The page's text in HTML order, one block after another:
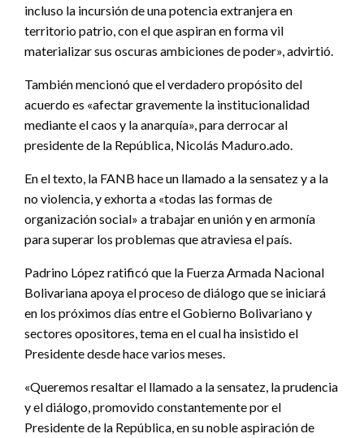
incluso la incursión de una potencia extranjera en
territorio patrio, con el que aspiran en forma vil
materializar sus oscuras ambiciones de poder», advirtió.
También mencionó que el verdadero propósito del
acuerdo es «afectar gravemente la institucionalidad
mediante el caos y la anarquía», para derrocar al
presidente de la República, Nicolás Maduro.ado.
En el texto, la FANB hace un llamado a la sensatez y a la
no violencia, y exhorta a «todas las formas de
organización social» a trabajar en unión y en armonía
para superar los problemas que atraviesa el país.
Padrino López ratificó que la Fuerza Armada Nacional
Bolivariana apoya el proceso de diálogo que se iniciará
en los próximos días entre el Gobierno Bolivariano y
sectores opositores, tema en el cual ha insistido el
Presidente desde hace varios meses.
«Queremos resaltar el llamado a la sensatez, la prudencia
y el diálogo, promovido constantemente por el
Presidente de la República, en su noble aspiración de